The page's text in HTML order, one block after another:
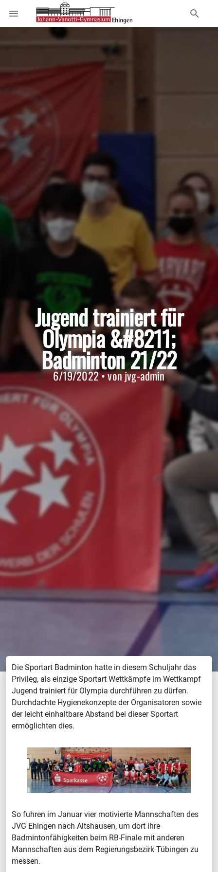
Jugend trainiert für
Olympia &#8211;
Badminton 21/22
6/19/2022 • von jvg-admin
Die Sportart Badminton hatte in diesem Schuljahr das
Privileg, als einzige Sportart Wettkämpfe im Wettkampf
Jugend trainiert für Olympia durchführen zu dürfen.
Durchdachte Hygienekonzepte der Organisatoren sowie
der leicht einhaltbare Abstand bei dieser Sportart
ermöglichten dies.
So fuhren im Januar vier motivierte Mannschaften des
JVG Ehingen nach Altshausen, um dort ihre
Badmintonfähigkeiten beim RB-Finale mit anderen
Mannschaften aus dem Regierungsbezirk Tübingen zu
messen.